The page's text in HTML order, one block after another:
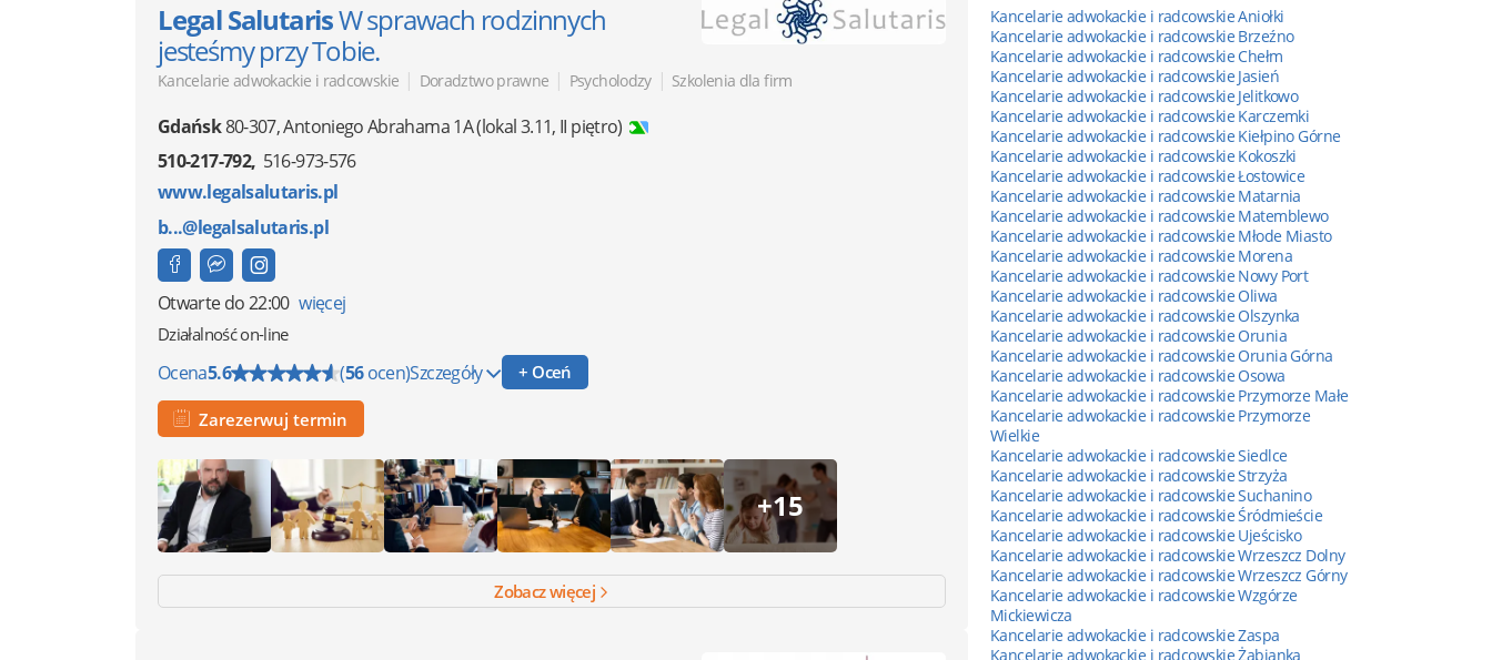
Legal SalutarisW sprawach rodzinnych
jesteśmy przy Tobie.
Kancelarie adwokackie i radcowskie | Doradztwo prawne | Psycholodzy | Szkolenia dla firm
Gdańsk80-307,Antoniego Abrahama 1A(lokal 3.11, II piętro)
510-217-792 516-973-576
www.legalsalutaris.pl
b...@legalsalutaris.pl
Otwartedo 22:00 więcej
Działalność on-line
Ocena5.6 (56ocen)Szczegóły + Oceń
Zarezerwuj termin
+15
Zobacz więcej
Kancelarie adwokackie i radcowskie Aniołki
Kancelarie adwokackie i radcowskie Brzeźno
Kancelarie adwokackie i radcowskie Chełm
Kancelarie adwokackie i radcowskie Jasień
Kancelarie adwokackie i radcowskie Jelitkowo
Kancelarie adwokackie i radcowskie Karczemki
Kancelarie adwokackie i radcowskie Kiełpino Górne
Kancelarie adwokackie i radcowskie Kokoszki
Kancelarie adwokackie i radcowskie Łostowice
Kancelarie adwokackie i radcowskie Matarnia
Kancelarie adwokackie i radcowskie Matemblewo
Kancelarie adwokackie i radcowskie Młode Miasto
Kancelarie adwokackie i radcowskie Morena
Kancelarie adwokackie i radcowskie Nowy Port
Kancelarie adwokackie i radcowskie Oliwa
Kancelarie adwokackie i radcowskie Olszynka
Kancelarie adwokackie i radcowskie Orunia
Kancelarie adwokackie i radcowskie Orunia Górna
Kancelarie adwokackie i radcowskie Osowa
Kancelarie adwokackie i radcowskie Przymorze Małe
Kancelarie adwokackie i radcowskie Przymorze
Wielkie
Kancelarie adwokackie i radcowskie Siedlce
Kancelarie adwokackie i radcowskie Strzyża
Kancelarie adwokackie i radcowskie Suchanino
Kancelarie adwokackie i radcowskie Śródmieście
Kancelarie adwokackie i radcowskie Ujeścisko
Kancelarie adwokackie i radcowskie Wrzeszcz Dolny
Kancelarie adwokackie i radcowskie Wrzeszcz Górny
Kancelarie adwokackie i radcowskie Wzgórze
Mickiewicza
Kancelarie adwokackie i radcowskie Zaspa
Kancelarie adwokackie i radcowskie Żabianka